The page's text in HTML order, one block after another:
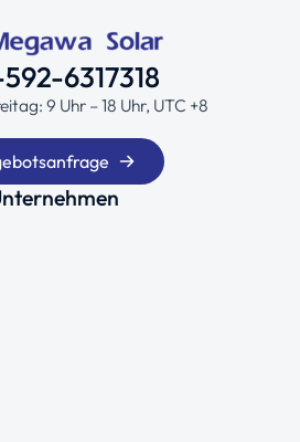
6317318
9 Uhr – 18 Uhr, UTC +8